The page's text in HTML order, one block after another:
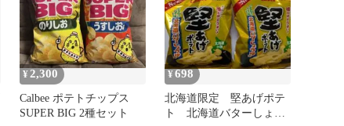
¥ 2,300
Calbee ポテトチップス
SUPER BIG 2種セット
¥698
北海道限定 堅あげポテ
ト 北海道バターしょう